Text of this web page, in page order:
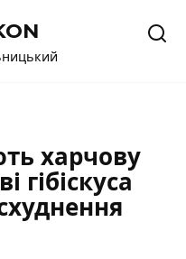
харчову
гібіскуса